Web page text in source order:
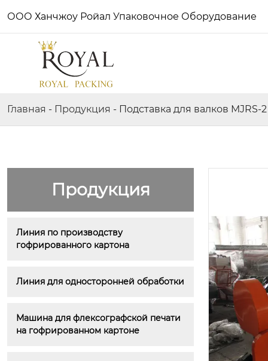
ООО Ханчжоу Ройал Упаковочное Оборудование
Главная - Продукция - Подставка для валков MJRS-2
Продукция
Линия по производству
гофрированного картона
Линия для односторонней обработки
Машина для флексографской печати
на гофрированном картоне